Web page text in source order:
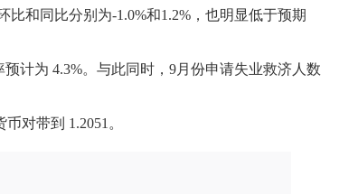
和同比分别为-1.0%和1.2%，也明显低于预期
计为 4.3%。与此同时，9月份申请失业救济人数
对带到 1.2051。